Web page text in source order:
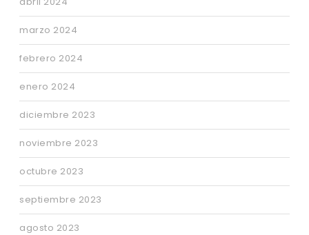
marzo 2024
febrero 2024
enero 2024
diciembre 2023
noviembre 2023
octubre 2023
septiembre 2023
agosto 2023